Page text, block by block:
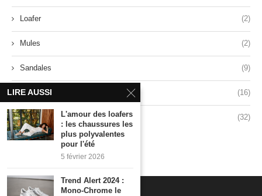
Loafer (2)
Mules (2)
Sandales (9)
Baskets (16)
Style (32)
LIRE AUSSI
L'amour des loafers
: les chaussures les
plus polyvalentes
pour l'été
5 février 2026
Trend Alert 2024 :
Mono-Chrome le